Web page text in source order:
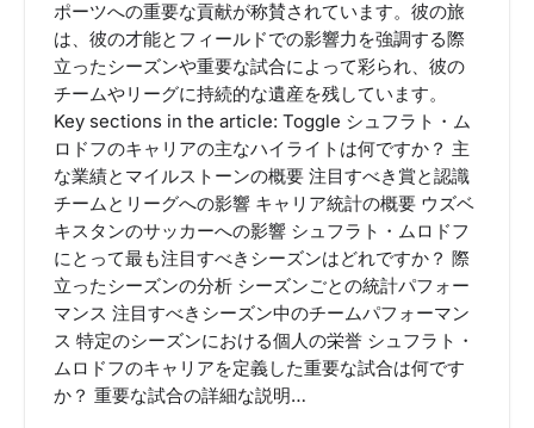
ポーツへの重要な貢献が称賛されています。彼の旅
は、彼の才能とフィールドでの影響力を強調する際
立ったシーズンや重要な試合によって彩られ、彼の
チームやリーグに持続的な遺産を残しています。
Key sections in the article: Toggle シュフラト・ム
ロドフのキャリアの主なハイライトは何ですか？ 主
な業績とマイルストーンの概要 注目すべき賞と認識
チームとリーグへの影響 キャリア統計の概要 ウズベ
キスタンのサッカーへの影響 シュフラト・ムロドフ
にとって最も注目すべきシーズンはどれですか？ 際
立ったシーズンの分析 シーズンごとの統計パフォー
マンス 注目すべきシーズン中のチームパフォーマン
ス 特定のシーズンにおける個人の栄誉 シュフラト・
ムロドフのキャリアを定義した重要な試合は何です
か？ 重要な試合の詳細な説明…